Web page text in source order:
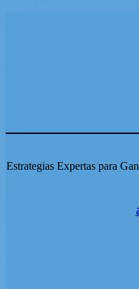
Estrategias Expertas para